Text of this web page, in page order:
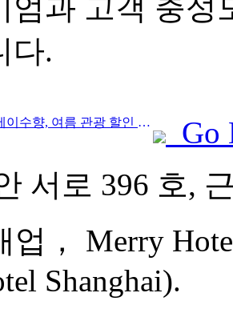
엄과 고객 충
다.
Prev:베이징 구베이수향, 여름 관광 할인 행사 시작
Go
서로 396 호,
업， Merry
Shanghai).